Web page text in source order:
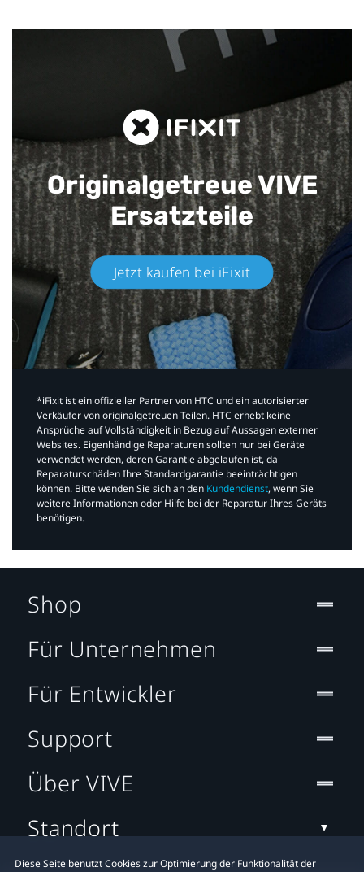
Originalgetreue VIVE
Ersatzteile
Jetzt kaufen bei iFixit​
*iFixit ist ein offizieller Partner von HTC und ein autorisierter
Verkäufer von originalgetreuen Teilen. HTC erhebt keine
Ansprüche auf Vollständigkeit in Bezug auf Aussagen externer
Websites. Eigenhändige Reparaturen sollten nur bei Geräte
verwendet werden, deren Garantie abgelaufen ist, da
Reparaturschäden Ihre Standardgarantie beeinträchtigen
können. Bitte wenden Sie sich an den Kundendienst, wenn Sie
weitere Informationen oder Hilfe bei der Reparatur Ihres Geräts
benötigen.​
Diese Seite benutzt Cookies zur Optimierung der Funktionalität der
Shop
Für Unternehmen
Für Entwickler
Support
Über VIVE
Standort